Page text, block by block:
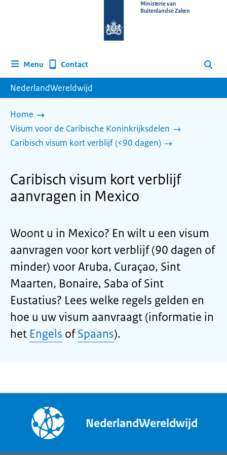
homepage
Ministerie van
Buitenlandse Zaken
Menu Contact Zoeken
NederlandWereldwijd
Home
Visum voor de Caribische Koninkrijksdelen
Caribisch visum kort verblijf (<90 dagen)
Caribisch visum kort verblijf
aanvragen in Mexico
Woont u in Mexico? En wilt u een visum
aanvragen voor kort verblijf (90 dagen of
minder) voor Aruba, Curaçao, Sint
Maarten, Bonaire, Saba of Sint
Eustatius? Lees welke regels gelden en
hoe u uw visum aanvraagt (informatie in
het Engels ofSpaans).
NederlandWereldwijd